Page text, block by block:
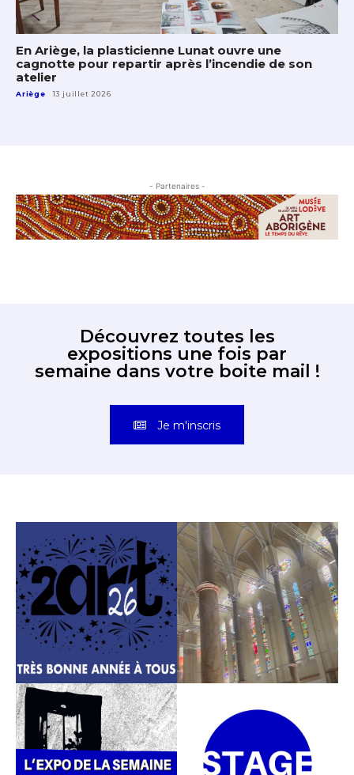
En Ariège, la plasticienne Lunat ouvre une
cagnotte pour repartir après l’incendie de son
atelier
Ariège 13 juillet 2026
- Partenaires -
Découvrez toutes les
expositions une fois par
semaine dans votre boite mail !
Je m'inscris